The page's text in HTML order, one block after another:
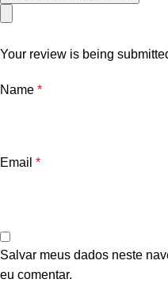
Your review is being
Name *
Email *
Salvar meus dados neste
eu comentar.